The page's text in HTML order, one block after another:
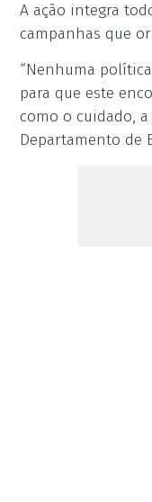
A ação integra
campanhas que
“Nenhuma
para que este
como o cuidado,
Departamento de